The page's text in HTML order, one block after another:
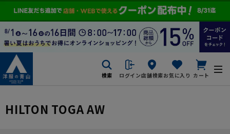
検索 ログイン店舗検索お気に入り カート
HILTON TOGA AW